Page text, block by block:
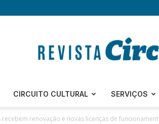
Revista
CIRCUITO CULTURAL SERVIÇOS
renovação e novas licenças de